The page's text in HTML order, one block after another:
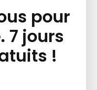
pour
7 jours
!